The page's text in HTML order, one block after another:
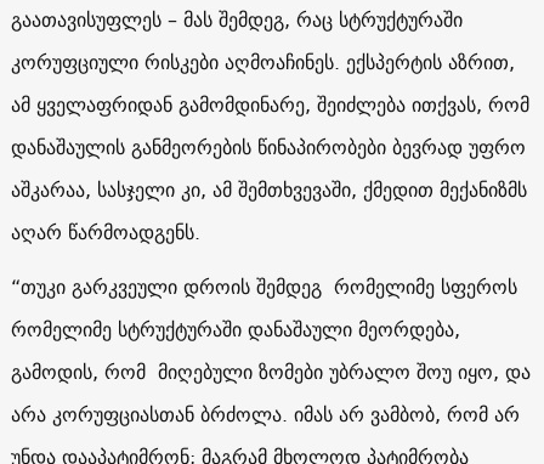
გაათავისუფლეს – მას შემდეგ, რაც სტრუქტურაში
კორუფციული რისკები აღმოაჩინეს. ექსპერტის აზრით,
ამ ყველაფრიდან გამომდინარე, შეიძლება ითქვას, რომ
დანაშაულის განმეორების წინაპირობები ბევრად უფრო
აშკარაა, სასჯელი კი, ამ შემთხვევაში, ქმედით მექანიზმს
აღარ წარმოადგენს.
“თუკი გარკვეული დროის შემდეგ რომელიმე სფეროს
რომელიმე სტრუქტურაში დანაშაული მეორდება,
გამოდის, რომ მიღებული ზომები უბრალო შოუ იყო, და
არა კორუფციასთან ბრძოლა. იმას არ ვამბობ, რომ არ
უნდა დააპატიმრონ; მაგრამ მხოლოდ პატიმრობა